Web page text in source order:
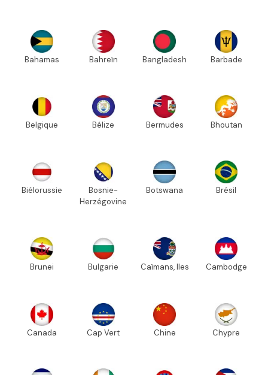
Bahamas Bahreïn Bangladesh Barbade
Belgique Bélize Bermudes Bhoutan
Biélorussie
Bosnie-
Herzégovine
Botswana Brésil
Brunei Bulgarie Caïmans, Iles Cambodge
Canada Cap Vert Chine Chypre